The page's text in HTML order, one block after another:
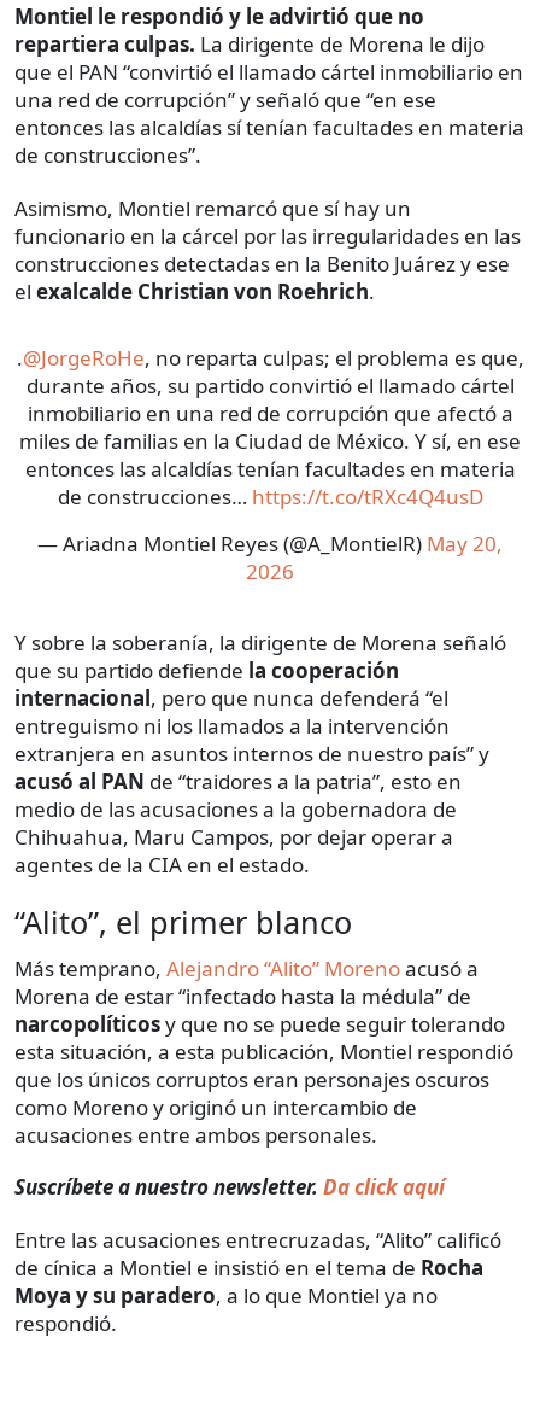
Montiel le respondió y le advirtió que no
repartiera culpas. La dirigente de Morena le dijo
que el PAN “convirtió el llamado cártel inmobiliario en
una red de corrupción” y señaló que “en ese
entonces las alcaldías sí tenían facultades en materia
de construcciones”.
Asimismo, Montiel remarcó que sí hay un
funcionario en la cárcel por las irregularidades en las
construcciones detectadas en la Benito Juárez y ese
el exalcalde Christian von Roehrich.
.@JorgeRoHe, no reparta culpas; el problema es que,
durante años, su partido convirtió el llamado cártel
inmobiliario en una red de corrupción que afectó a
miles de familias en la Ciudad de México. Y sí, en ese
entonces las alcaldías tenían facultades en materia
de construcciones… https://t.co/tRXc4Q4usD
— Ariadna Montiel Reyes (@A_MontielR) May 20,
2026
Y sobre la soberanía, la dirigente de Morena señaló
que su partido defiende la cooperación
internacional, pero que nunca defenderá “el
entreguismo ni los llamados a la intervención
extranjera en asuntos internos de nuestro país” y
acusó al PAN de “traidores a la patria”, esto en
medio de las acusaciones a la gobernadora de
Chihuahua, Maru Campos, por dejar operar a
agentes de la CIA en el estado.
“Alito”, el primer blanco
Más temprano, Alejandro “Alito” Morenoacusó a
Morena de estar “infectado hasta la médula” de
narcopolíticosy que no se puede seguir tolerando
esta situación, a esta publicación, Montiel respondió
que los únicos corruptos eran personajes oscuros
como Moreno y originó un intercambio de
acusaciones entre ambos personales.
Suscríbete a nuestro newsletter. Da click aquí
Entre las acusaciones entrecruzadas, “Alito” calificó
de cínica a Montiel e insistió en el tema de Rocha
Moya y su paradero, a lo que Montiel ya no
respondió.